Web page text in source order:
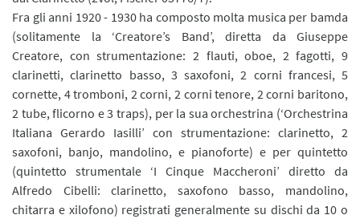
Fra gli anni 1920 - 1930 ha composto molta musica per bamda
(solitamente la ‘Creatore’s Band’, diretta da Giuseppe
Creatore, con strumentazione: 2 flauti, oboe, 2 fagotti, 9
clarinetti, clarinetto basso, 3 saxofoni, 2 corni francesi, 5
cornette, 4 tromboni, 2 corni, 2 corni tenore, 2 corni baritono,
2 tube, flicorno e 3 traps), per la sua orchestrina (‘Orchestrina
Italiana Gerardo Iasilli’ con strumentazione: clarinetto, 2
saxofoni, banjo, mandolino, e pianoforte) e per quintetto
(quintetto strumentale ‘I Cinque Maccheroni’ diretto da
Alfredo Cibelli: clarinetto, saxofono basso, mandolino,
chitarra e xilofono) registrati generalmente su dischi da 10 o